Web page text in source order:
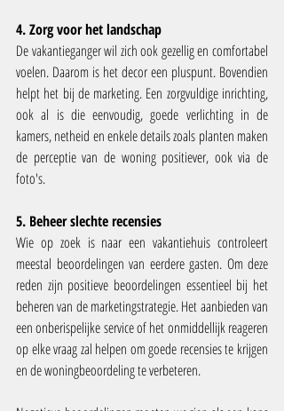
4. Zorg voor het landschap
De vakantieganger wil zich ook gezellig en comfortabel
voelen. Daarom is het decor een pluspunt. Bovendien
helpt het bij de marketing. Een zorgvuldige inrichting,
ook al is die eenvoudig, goede verlichting in de
kamers, netheid en enkele details zoals planten maken
de perceptie van de woning positiever, ook via de
foto's.
5. Beheer slechte recensies
Wie op zoek is naar een vakantiehuis controleert
meestal beoordelingen van eerdere gasten. Om deze
reden zijn positieve beoordelingen essentieel bij het
beheren van de marketingstrategie. Het aanbieden van
een onberispelijke service of het onmiddellijk reageren
op elke vraag zal helpen om goede recensies te krijgen
en de woningbeoordeling te verbeteren.